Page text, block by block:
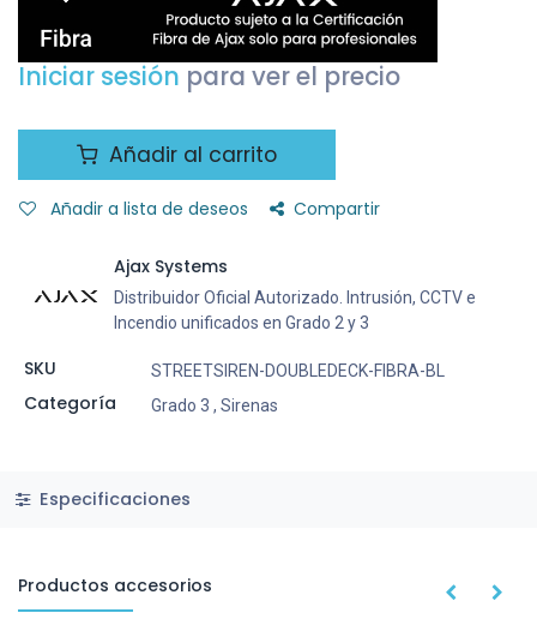
Iniciar sesión para ver el precio
Añadir al carrito
Añadir a lista de deseos Compartir
Ajax Systems
Distribuidor Oficial Autorizado. Intrusión, CCTV e
Incendio unificados en Grado 2 y 3
SKU STREETSIREN-DOUBLEDECK-FIBRA-BL
Categoría Grado 3 , Sirenas
Especificaciones
Productos accesorios